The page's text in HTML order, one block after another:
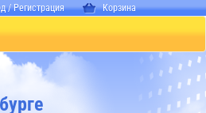
/Регистрация Корзина